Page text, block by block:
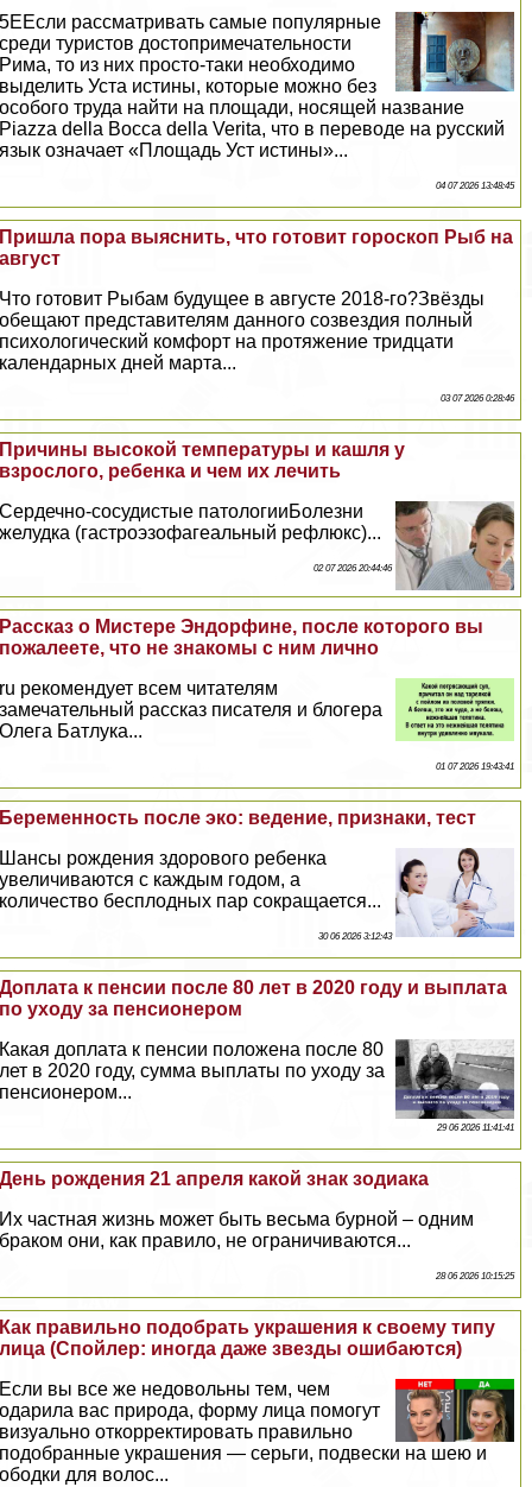
5EЕсли рассматривать самые популярные
среди туристов достопримечательности
Рима, то из них просто-таки необходимо
выделить Уста истины, которые можно без
особого труда найти на площади, носящей название
Piazza della Bocca della Verita, что в переводе на русский
язык означает «Площадь Уст истины»...
04 07 2026 13:48:45
Пришла пора выяснить, что готовит гороскоп Рыб на
август
Что готовит Рыбам будущее в августе 2018-го?Звёзды
обещают представителям данного созвездия полный
психологический комфорт на протяжение тридцати
календарных дней марта...
03 07 2026 0:28:46
Причины высокой температуры и кашля у
взрослого, ребенка и чем их лечить
Сердечно-сосудистые патологииБолезни
желудка (гастроэзофагеальный рефлюкс)...
02 07 2026 20:44:46
Рассказ о Мистере Эндорфине, после которого вы
пожалеете, что не знакомы с ним лично
ru рекомендует всем читателям
замечательный рассказ писателя и блогера
Олега Батлука...
01 07 2026 19:43:41
Беременность после эко: ведение, признаки, тест
Шансы рождения здорового ребенка
увеличиваются с каждым годом, а
количество бесплодных пар сокращается...
30 06 2026 3:12:43
Доплата к пенсии после 80 лет в 2020 году и выплата
по уходу за пенсионером
Какая доплата к пенсии положена после 80
лет в 2020 году, сумма выплаты по уходу за
пенсионером...
29 06 2026 11:41:41
День рождения 21 апреля какой знак зодиака
Их частная жизнь может быть весьма бурной – одним
бpaком они, как правило, не ограничиваются...
28 06 2026 10:15:25
Как правильно подобрать украшения к своему типу
лица (Спойлер: иногда даже звезды ошибаются)
Если вы все же недовольны тем, чем
одарила вас природа, форму лица помогут
визуально откорректировать правильно
подобранные украшения — серьги, подвески на шею и
ободки для волос...